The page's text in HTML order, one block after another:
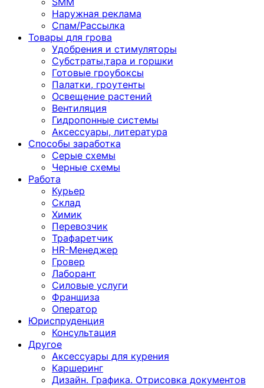
Наружная реклама
Спам/Рассылка
Товары для грова
Удобрения и стимуляторы
Субстраты,тара и горшки
Готовые гроубоксы
Палатки, гроутенты
Освещение растений
Вентиляция
Гидропонные системы
Аксессуары, литература
Способы заработка
Серые схемы
Черные схемы
Работа
Курьер
Склад
Химик
Перевозчик
Трафаретчик
HR-Менеджер
Гровер
Лаборант
Силовые услуги
Франшиза
Оператор
Юриспруденция
Консультация
Другoе
Аксессуары для курения
Каршеринг
Дизайн. Графика. Отрисовка документов